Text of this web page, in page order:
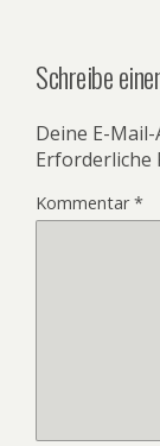
Schreibe
Deine E-
Erforderliche
Kommentar*